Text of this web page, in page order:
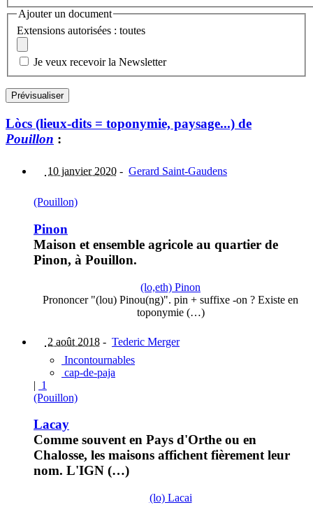
Ajouter un document
Extensions autorisées : toutes
Je veux recevoir la Newsletter
Lòcs (lieux-dits = toponymie, paysage...) de
Pouillon :
10 janvier 2020 - Gerard Saint-Gaudens
(Pouillon)
Pinon
Maison et ensemble agricole au quartier de
Pinon, à Pouillon.
(lo,eth) Pinon
Prononcer "(lou) Pinou(ng)". pin + suffixe -on ? Existe en
toponymie (…)
2 août 2018 - Tederic Merger
Incontournables
cap-de-paja
| 1
(Pouillon)
Lacay
Comme souvent en Pays d'Orthe ou en
Chalosse, les maisons affichent fièrement leur
nom. L'IGN (…)
(lo) Lacai